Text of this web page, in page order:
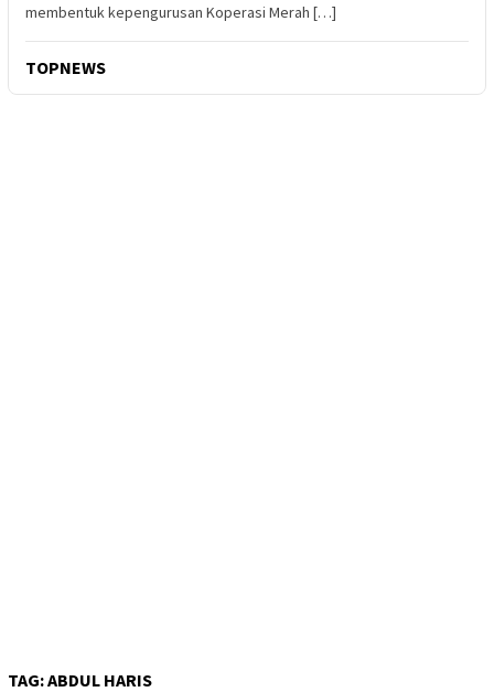
membentuk kepengurusan Koperasi Merah […]
TOPNEWS
TAG:ABDUL HARIS